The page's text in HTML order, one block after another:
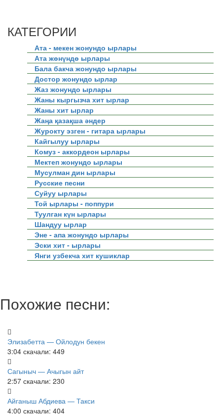
КАТЕГОРИИ
Ата - мекен жонундо ырлары
Ата жөнүндө ырлары
Бала бакча жонундо ырлары
Достор жонундо ырлар
Жаз жонундо ырлары
Жаны кыргызча хит ырлар
Жаны хит ырлар
Жаңа қазақша әндер
Журокту эзген - гитара ырлары
Кайгылуу ырлары
Комуз - аккордеон ырлары
Мектеп жонундо ырлары
Мусулман дин ырлары
Русские песни
Суйуу ырлары
Той ырлары - поппури
Туулган күн ырлары
Шандуу ырлар
Эне - апа жонундо ырлары
Эски хит - ырлары
Янги узбекча хит кушиклар
Похожие песни:
Элизабетта — Ойлодун бекен
3:04 скачали: 449
Сагыныч — Ачыгын айт
2:57 скачали: 230
Айганыш Абдиева — Такси
4:00 скачали: 404